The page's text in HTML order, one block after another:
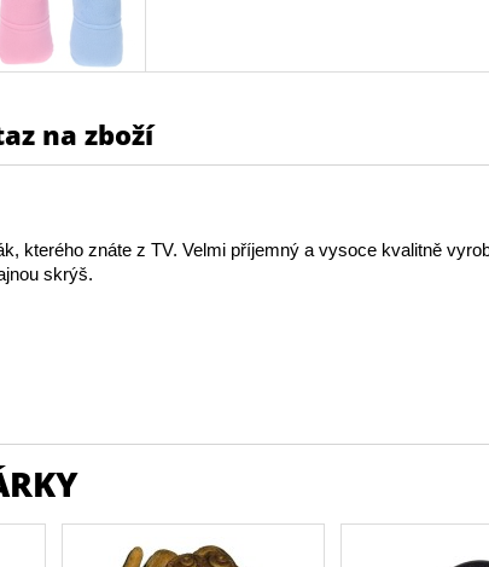
na zboží
kterého znáte z TV. Velmi příjemný a vysoce kvalitně
skrýš.